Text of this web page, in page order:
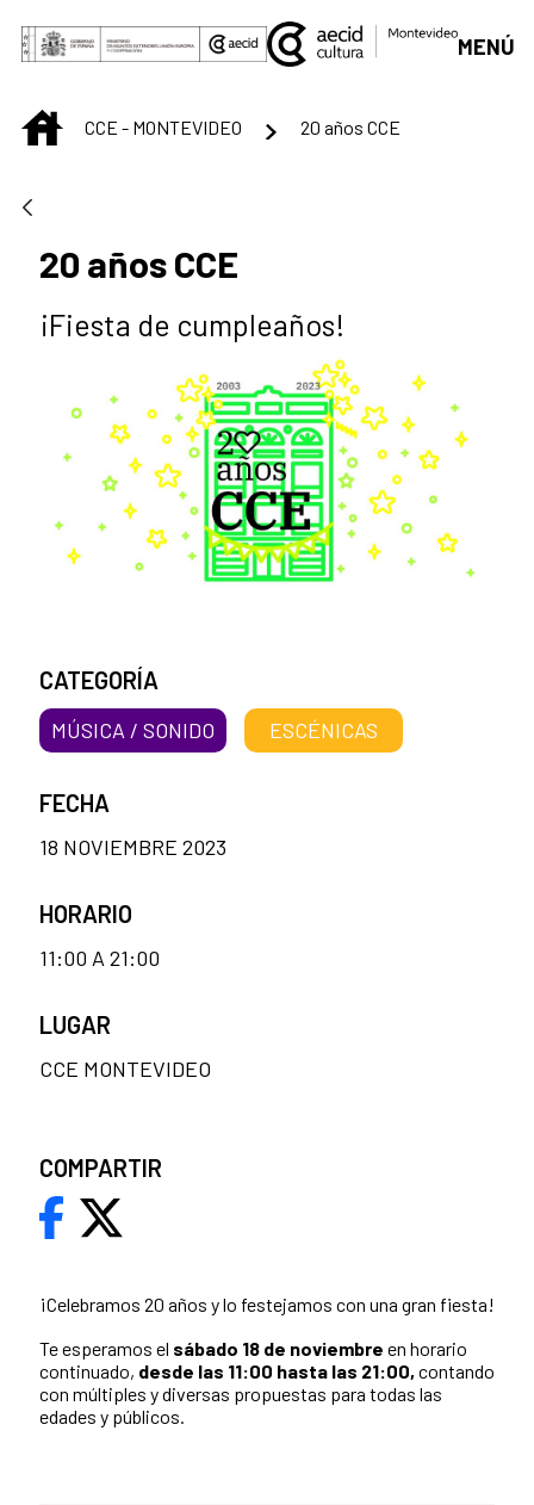
Saltar al contenido principal
MENÚ
INICIOCCE - MONTEVIDEO 20 años CCE
20 años CCE
¡Fiesta de cumpleaños!
¡Celebramos 20 años y lo festejamos con una gran fiesta!
Te esperamos el sábado 18 de noviembre en horario
continuado, desde las 11:00 hasta las 21:00, contando
con múltiples y diversas propuestas para todas las
edades y públicos.
CATEGORÍA
MÚSICA / SONIDO ESCÉNICAS
FECHA
18 NOVIEMBRE 2023
HORARIO
11:00 A 21:00
LUGAR
CCE MONTEVIDEO
COMPARTIR